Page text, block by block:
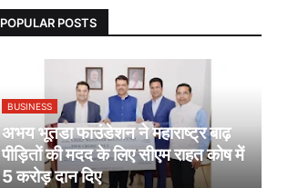
POPULAR POSTS
BUSINESS
अभय भूतडा फाउंडेशन ने महाराष्ट्र बाढ़
पीड़ितों की मदद के लिए सीएम राहत कोष में
5 करोड़ दान दिए